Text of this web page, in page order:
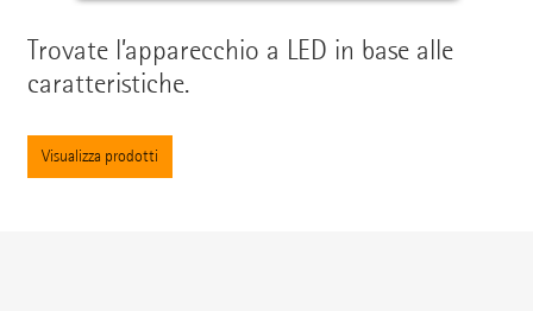
Trovate l’apparecchio a LED in base alle
caratteristiche.
Visualizza prodotti